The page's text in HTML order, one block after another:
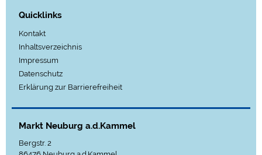
Quicklinks
Kontakt
Inhaltsverzeichnis
Impressum
Datenschutz
Erklärung zur Barrierefreiheit
Markt Neuburg a.d.Kammel
Bergstr. 2